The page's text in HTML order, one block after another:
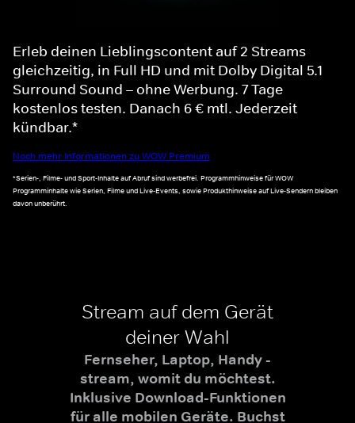
Erleb deinen Lieblingscontent auf 2 Streams
gleichzeitig, in Full HD und mit Dolby Digital 5.1
Surround Sound – ohne Werbung. 7 Tage
kostenlos testen. Danach 6 € mtl. Jederzeit
kündbar.*
Noch mehr Informationen zu WOW Premium
*Serien-, Filme- und Sport-Inhalte auf Abruf sind werbefrei. Programmhinweise für WOW
Programminhalte wie Serien, Filme und Live-Events, sowie Produkthinweise auf Live-Sendern bleiben
davon unberührt.
Stream auf dem Gerät
deiner Wahl
Fernseher, Laptop, Handy -
stream, womit du möchtest.
Inklusive Download-Funktionen
für alle mobilen Geräte. Buchst